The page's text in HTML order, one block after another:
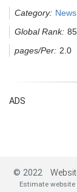
Category:
Global Rank:
pages/Per: 2.0
ADS
© 2022
Estimate